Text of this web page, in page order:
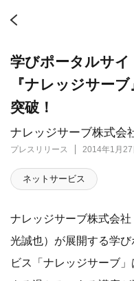
ナレッジサーブ株式会
プレスリリース 2014年1月27
学びポータルサ
『ナレッジサー
突破！
ネットサービス
ナレッジサーブ株式会
光誠也）が展開する学
ビス「ナレッジサーブ